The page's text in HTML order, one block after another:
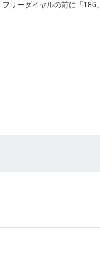
リーダイヤルの前に「186」